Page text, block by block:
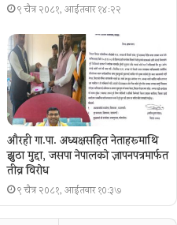
९ चैत्र २०८१, आईतवार १४:२२
औरही गा.पा. अध्यक्षसहित नेताहरूमाथि
झुठा मुद्दा, जसपा नेपालको ज्ञापनपत्रमार्फत
तीव्र विरोध
९ चैत्र २०८१, आईतवार १०:३७